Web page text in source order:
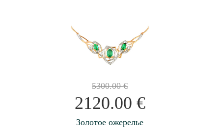
5300.00€
2120.00 €
Золотое ожерелье